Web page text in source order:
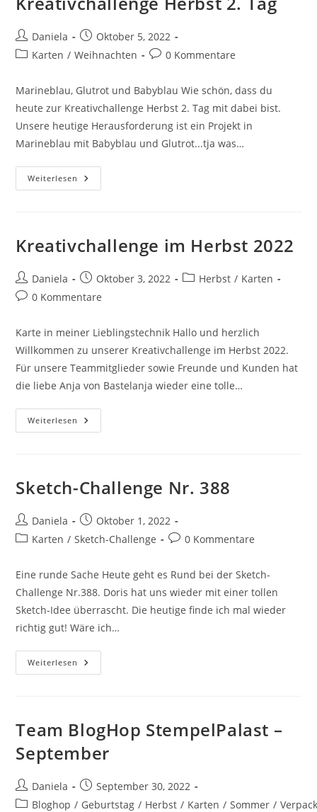
Daniela
Oktober 5, 2022
Karten / Weihnachten 0 Kommentare
Marineblau, Glutrot und Babyblau Wie schön, dass du
heute zur Kreativchallenge Herbst 2. Tag mit dabei bist.
Unsere heutige Herausforderung ist ein Projekt in
Marineblau mit Babyblau und Glutrot...tja was…
Weiterlesen
Kreativchallenge im Herbst 2022
Daniela Oktober 3, 2022 Herbst / Karten
0 Kommentare
Karte in meiner Lieblingstechnik Hallo und herzlich
Willkommen zu unserer Kreativchallenge im Herbst 2022.
Für unsere Teammitglieder sowie Freunde und Kunden hat
die liebe Anja von Bastelanja wieder eine tolle…
Weiterlesen
Sketch-Challenge Nr. 388
Daniela
Oktober 1, 2022
Karten / Sketch-Challenge 0 Kommentare
Eine runde Sache Heute geht es Rund bei der Sketch-
Challenge Nr.388. Doris hat uns wieder mit einer tollen
Sketch-Idee überrascht. Die heutige finde ich mal wieder
richtig gut! Wäre ich…
Weiterlesen
Team BlogHop StempelPalast –
September
Daniela
September 30, 2022
Bloghop / Geburtstag / Herbst / Karten / Sommer /